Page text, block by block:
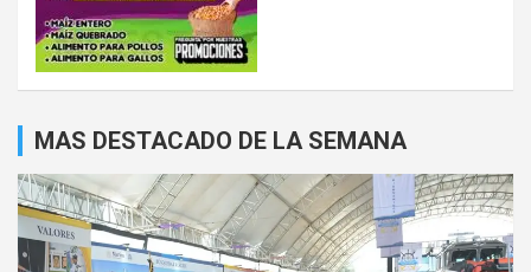
MAS DESTACADO DE LA SEMANA